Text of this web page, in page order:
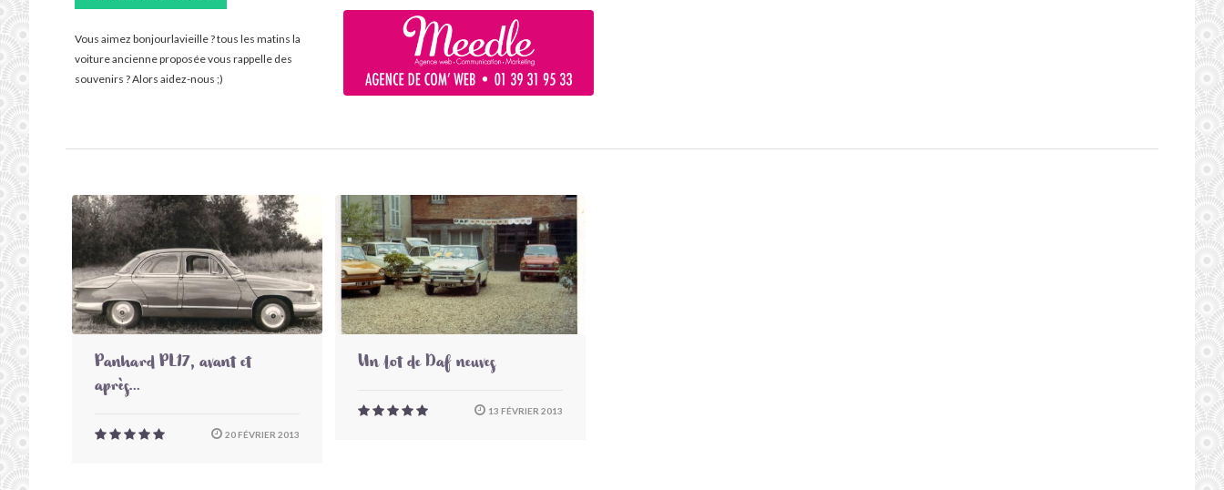
Vous aimez bonjourlavieille ? tous les matins la
voiture ancienne proposée vous rappelle des
souvenirs ? Alors aidez-nous ;)
Panhard PL17, avant et
après...
20 FÉVRIER 2013
Un lot de Daf neuves
13 FÉVRIER 2013